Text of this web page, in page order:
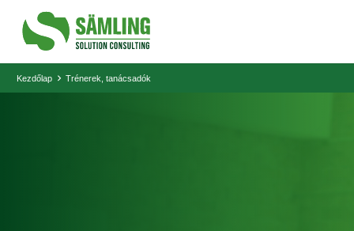
Kezdőlap Trénerek, tanácsadók